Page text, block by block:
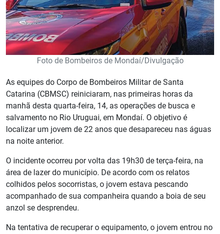
Foto de Bombeiros de Mondaí/Divulgação
As equipes do Corpo de Bombeiros Militar de Santa
Catarina (CBMSC) reiniciaram, nas primeiras horas da
manhã desta quarta-feira, 14, as operações de busca e
salvamento no Rio Uruguai, em Mondaí. O objetivo é
localizar um jovem de 22 anos que desapareceu nas águas
na noite anterior.
O incidente ocorreu por volta das 19h30 de terça-feira, na
área de lazer do município. De acordo com os relatos
colhidos pelos socorristas, o jovem estava pescando
acompanhado de sua companheira quando a boia de seu
anzol se desprendeu.
Na tentativa de recuperar o equipamento, o jovem entrou no